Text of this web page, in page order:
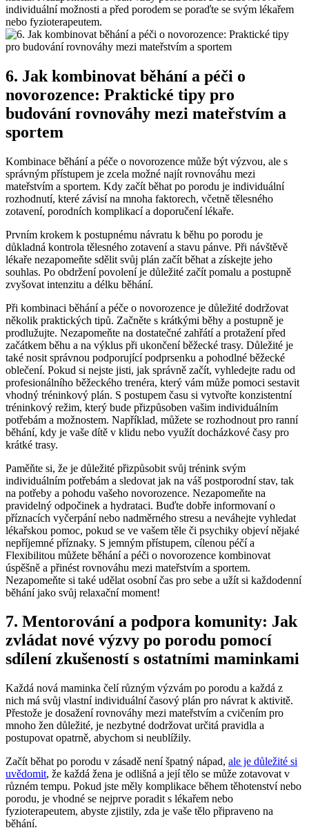
individuální možnosti a před porodem se poraďte se svým lékařem
nebo fyzioterapeutem.
6. Jak kombinovat běhání a péči o
novorozence: Praktické tipy pro
budování rovnováhy mezi mateřstvím a
sportem
Kombinace běhání a péče o novorozence může být výzvou, ale s
správným přístupem je zcela možné najít rovnováhu mezi
mateřstvím a sportem. Kdy začít běhat po porodu je individuální
rozhodnutí, které závisí na mnoha faktorech, včetně tělesného
zotavení, porodních komplikací a doporučení lékaře.
Prvním krokem k postupnému návratu k běhu po porodu je
důkladná kontrola tělesného zotavení a stavu pánve. Při návštěvě
lékaře nezapomeňte sdělit svůj plán začít běhat a získejte jeho
souhlas. Po obdržení povolení je důležité začít pomalu a postupně
zvyšovat intenzitu a délku běhání.
Při kombinaci běhání a péče o novorozence je důležité dodržovat
několik praktických tipů. Začněte s krátkými běhy a postupně je
prodlužujte. Nezapomeňte na dostatečné zahřátí a protažení před
začátkem běhu a na výklus při ukončení běžecké trasy. Důležité je
také nosit správnou podporující podprsenku a pohodlné běžecké
oblečení. Pokud si nejste jisti, jak správně začít, vyhledejte radu od
profesionálního běžeckého trenéra, který vám může pomoci sestavit
vhodný tréninkový plán. S postupem času si vytvořte konzistentní
tréninkový režim, který bude přizpůsoben vašim individuálním
potřebám a možnostem. Například, můžete se rozhodnout pro ranní
běhání, kdy je vaše dítě v klidu nebo využít docházkové časy pro
krátké trasy.
Paměňte si, že je důležité přizpůsobit svůj trénink svým
individuálním potřebám a sledovat jak na váš postporodní stav, tak
na potřeby a pohodu vašeho novorozence. Nezapomeňte na
pravidelný odpočinek a hydrataci. Buďte dobře informovaní o
příznacích vyčerpání nebo nadměrného stresu a neváhejte vyhledat
lékařskou pomoc, pokud se ve vašem těle či psychiky objeví nějaké
nepříjemné příznaky. S jemným přístupem, cílenou péčí a
Flexibilitou můžete běhání a péči o novorozence kombinovat
úspěšně a přinést rovnováhu mezi mateřstvím a sportem.
Nezapomeňte si také udělat osobní čas pro sebe a užít si každodenní
běhání jako svůj relaxační moment!
7. Mentorování a podpora komunity: Jak
zvládat nové výzvy po porodu pomocí
sdílení zkušeností s ostatními maminkami
Každá nová maminka čelí různým výzvám po porodu a každá z
nich má svůj vlastní individuální časový plán pro návrat k aktivitě.
Přestože je dosažení rovnováhy mezi mateřstvím a cvičením pro
mnoho žen důležité, je nezbytné dodržovat určitá pravidla a
postupovat opatrně, abychom si neublížily.
Začít běhat po porodu v zásadě není špatný nápad, ale je důležité si
uvědomit, že každá žena je odlišná a její tělo se může zotavovat v
různém tempu. Pokud jste měly komplikace během těhotenství nebo
porodu, je vhodné se nejprve poradit s lékařem nebo
fyzioterapeutem, abyste zjistily, zda je vaše tělo připraveno na
běhání.